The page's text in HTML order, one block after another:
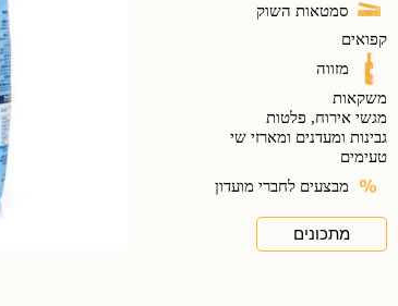
סמטאות השוק
קפואים
מזווה
משקאות
מגשי אירוח, פלטות
גבינות ומעדנים ומארזי שי
טעימים
מבצעים לחברי מועדון
מתכונים